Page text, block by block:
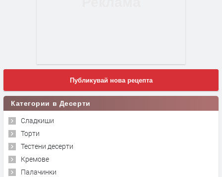
Публикувай нова рецепта
Категории в Десерти
Сладкиши
Торти
Тестени десерти
Кремове
Палачинки